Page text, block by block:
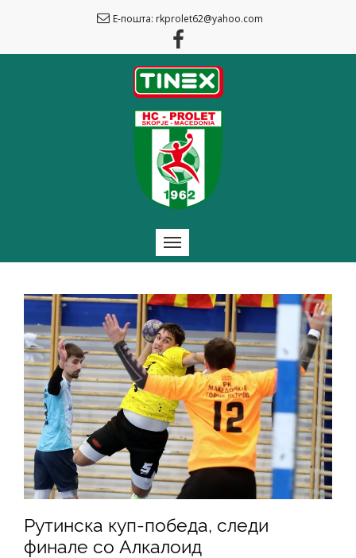
Е-пошта: rkprolet62@yahoo.com
Рутинска куп-победа, следи
финале со Алкалоид